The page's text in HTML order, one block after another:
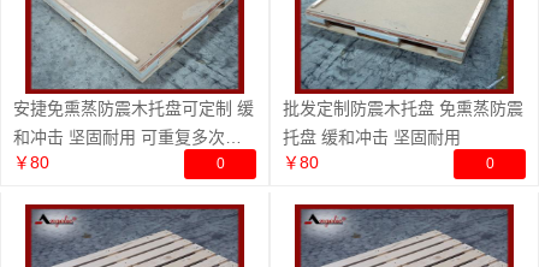
安捷免熏蒸防震木托盘可定制 缓
和冲击 坚固耐用 可重复多次使
用
￥80 0
批发定制防震木托盘 免熏蒸防震
托盘 缓和冲击 坚固耐用
￥80
0